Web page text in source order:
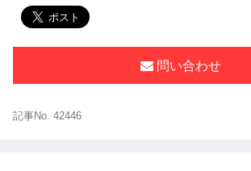
問い合わせ
記事No. 42446